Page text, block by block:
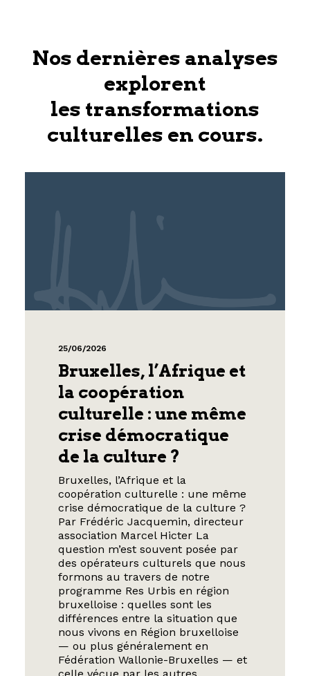
Nos dernières analyses
explorent
les transformations
culturelles en cours.
25/06/2026
Bruxelles, l’Afrique et
la coopération
culturelle : une même
crise démocratique
de la culture ?
Bruxelles, l’Afrique et la
coopération culturelle : une même
crise démocratique de la culture ?
Par Frédéric Jacquemin, directeur
association Marcel Hicter La
question m’est souvent posée par
des opérateurs culturels que nous
formons au travers de notre
programme Res Urbis en région
bruxelloise : quelles sont les
différences entre la situation que
nous vivons en Région bruxelloise
— ou plus généralement en
Fédération Wallonie-Bruxelles — et